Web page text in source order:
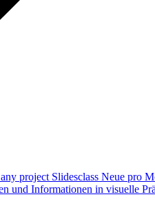
project Slidesclass Neue pro
und Informationen in visuelle